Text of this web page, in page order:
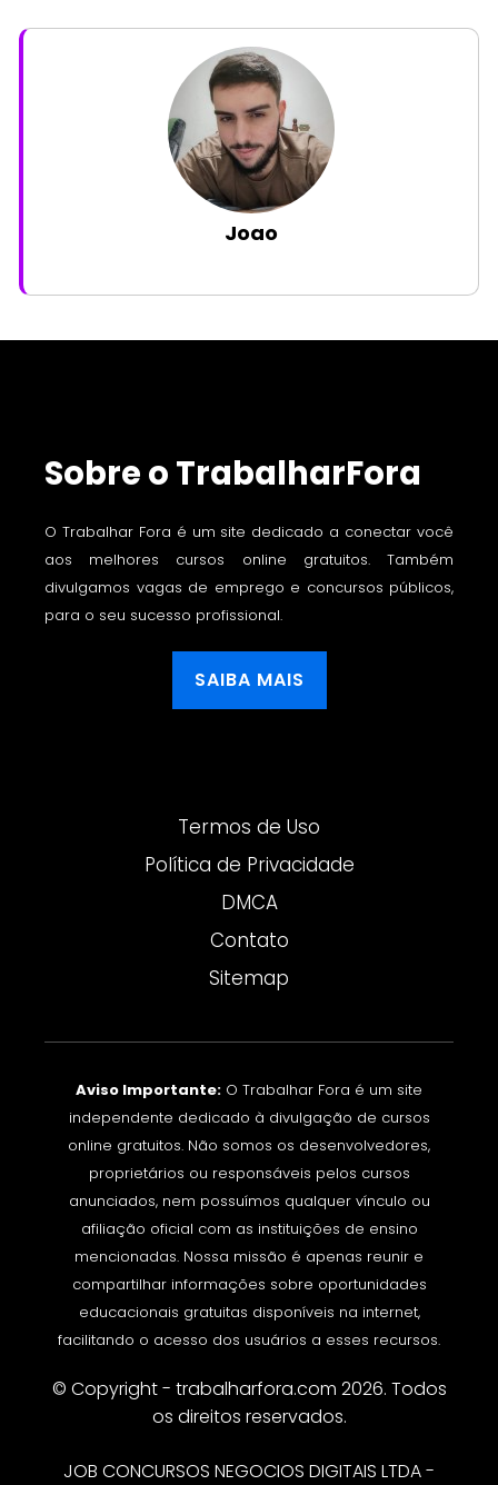
Joao
Sobre o TrabalharFora
O Trabalhar Fora é um site dedicado a conectar você
aos melhores cursos online gratuitos. Também
divulgamos vagas de emprego e concursos públicos,
para o seu sucesso profissional.
SAIBA MAIS
Termos de Uso
Política de Privacidade
DMCA
Contato
Sitemap
Aviso Importante: O Trabalhar Fora é um site
independente dedicado à divulgação de cursos
online gratuitos. Não somos os desenvolvedores,
proprietários ou responsáveis pelos cursos
anunciados, nem possuímos qualquer vínculo ou
afiliação oficial com as instituições de ensino
mencionadas. Nossa missão é apenas reunir e
compartilhar informações sobre oportunidades
educacionais gratuitas disponíveis na internet,
facilitando o acesso dos usuários a esses recursos.
© Copyright - trabalharfora.com 2026. Todos
os direitos reservados.
JOB CONCURSOS NEGOCIOS DIGITAIS LTDA -